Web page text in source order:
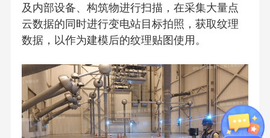
及内部设备、构筑物进行扫描，在采集大量点
云数据的同时进行变电站目标拍照，获取纹理
数据，以作为建模后的纹理贴图使用。